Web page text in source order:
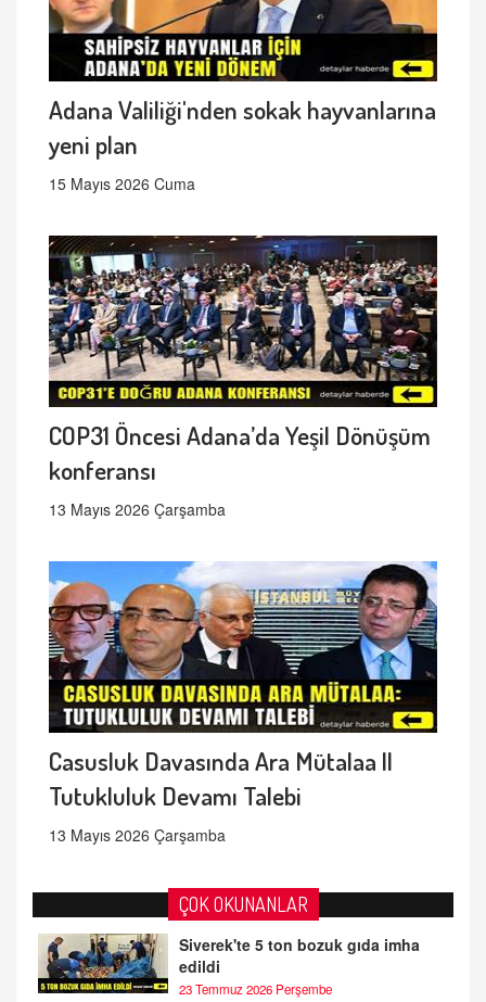
Adana Valiliği'nden sokak hayvanlarına
yeni plan
15 Mayıs 2026 Cuma
COP31 Öncesi Adana’da Yeşil Dönüşüm
konferansı
13 Mayıs 2026 Çarşamba
Casusluk Davasında Ara Mütalaa ||
Tutukluluk Devamı Talebi
13 Mayıs 2026 Çarşamba
ÇOK OKUNANLAR
Siverek'te 5 ton bozuk gıda imha
edildi
23 Temmuz 2026 Perşembe